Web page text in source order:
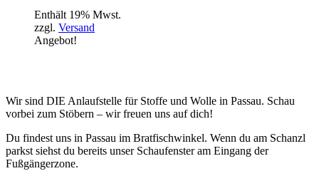
Enthält 19% Mwst.
zzgl. Versand
Angebot!
Wir sind DIE Anlaufstelle für Stoffe und Wolle in Passau. Schau
vorbei zum Stöbern – wir freuen uns auf dich!
Du findest uns in Passau im Bratfischwinkel. Wenn du am Schanzl
parkst siehst du bereits unser Schaufenster am Eingang der
Fußgängerzone.